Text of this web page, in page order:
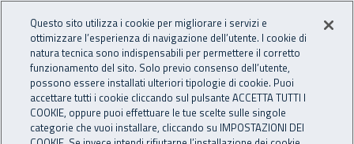
INAIL - Istituto Nazionale
Apri cerca
Navigazione principale
Navigazione - Ti trovi in:
Home Inail comunica Avvisi
Questo sito utilizza i cookie per migliorare i servizi e
ottimizzare l’esperienza di navigazione dell’utente. I cookie di
natura tecnica sono indispensabili per permettere il corretto
funzionamento del sito. Solo previo consenso dell’utente,
possono essere installati ulteriori tipologie di cookie. Puoi
accettare tutti i cookie cliccando sul pulsante ACCETTA TUTTI I
COOKIE, oppure puoi effettuare le tue scelte sulle singole
categorie che vuoi installare, cliccando su IMPOSTAZIONI DEI